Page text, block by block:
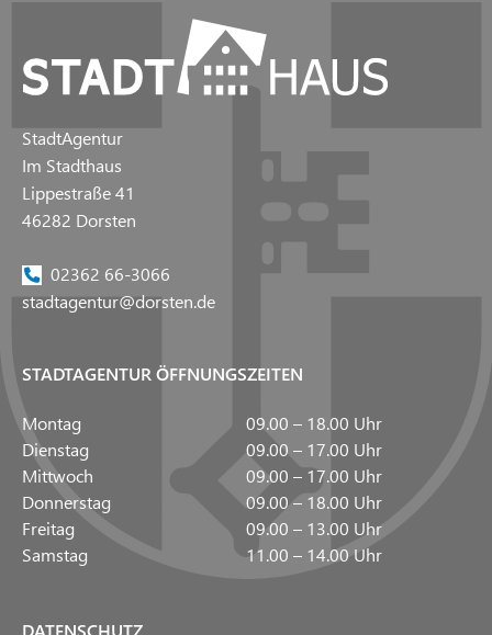
StadtAgentur
Im Stadthaus
Lippestraße 41
46282 Dorsten
02362 66-3066
stadtagentur@dorsten.de
STADTAGENTUR ÖFFNUNGSZEITEN
Montag
09.00 – 18.00 Uhr
Dienstag
09.00 – 17.00 Uhr
Mittwoch
09.00 – 17.00 Uhr
Donnerstag
09.00 – 18.00 Uhr
Freitag
09.00 – 13.00 Uhr
Samstag
11.00 – 14.00 Uhr
DATENSCHUTZ